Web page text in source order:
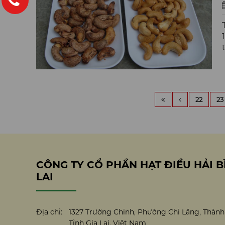
22 23
CÔNG TY CỔ PHẦN HẠT ĐIỀU HẢI
LAI
Địa chỉ:
1327 Trường Chinh, Phường Chi Lăng,
Tỉnh Gia Lai, Việt Nam